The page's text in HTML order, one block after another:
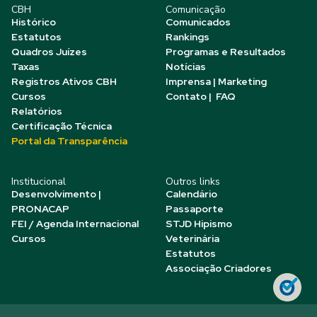
CBH
Histórico
Estatutos
Quadros Juízes
Taxas
Registros Ativos CBH
Cursos
Relatórios
Certificação Técnica
Portal da Transparência
Comunicação
Comunicados
Rankings
Programas e Resultados
Notícias
Imprensa | Marketing
Contato | FAQ
Institucional
Desenvolvimento |
PRONACAP
FEI / Agenda Internacional
Cursos
Outros links
Calendário
Passaporte
STJD Hipismo
Veterinária
Estatutos
Associação Criadores